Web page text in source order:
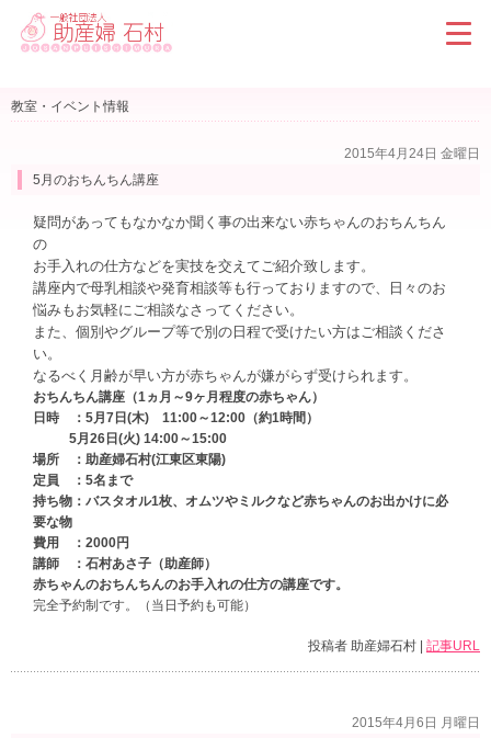
教室・イベント情報
2015年4月24日 金曜日
5月のおちんちん講座
疑問があってもなかなか聞く事の出来ない赤ちゃんのおちんちん
の
お手入れの仕方などを実技を交えてご紹介致します。
講座内で母乳相談や発育相談等も行っておりますので、日々のお
悩みもお気軽にご相談なさってください。
また、個別やグループ等で別の日程で受けたい方はご相談くださ
い。
なるべく月齢が早い方が赤ちゃんが嫌がらず受けられます。
おちんちん講座（1ヵ月～9ヶ月程度の赤ちゃん）
日時 ：5月7日(木) 11:00～12:00（約1時間）
5月26日(火) 14:00～15:00
場所 ：助産婦石村(江東区東陽)
定員 ：5名まで
持ち物：バスタオル1枚、オムツやミルクなど赤ちゃんのお出かけに必
要な物
費用 ：2000円
講師 ：石村あさ子（助産師）
赤ちゃんのおちんちんのお手入れの仕方の講座です。
完全予約制です。（当日予約も可能）
投稿者 助産婦石村 | 記事URL
2015年4月6日 月曜日